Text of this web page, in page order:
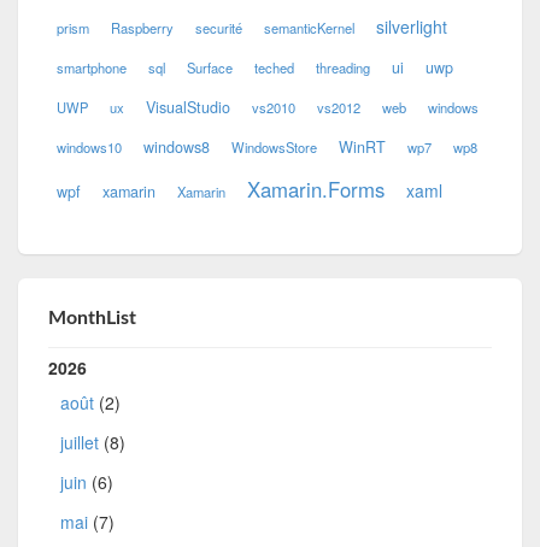
prism Raspberry securité semanticKernel silverlight
smartphone sql Surface teched threading ui uwp
UWP ux VisualStudio vs2010 vs2012 web windows
windows10 windows8 WindowsStore WinRT wp7 wp8
wpf xamarin Xamarin Xamarin.Forms xaml
MonthList
2026
août (2)
juillet (8)
juin (6)
mai (7)